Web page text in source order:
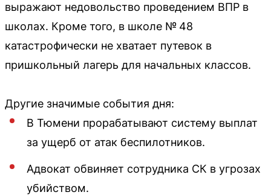
выражают недовольство проведением ВПР в
школах. Кроме того, в школе № 48
катастрофически не хватает путевок в
пришкольный лагерь для начальных классов.
Другие значимые события дня:
В Тюмени прорабатывают систему выплат
за ущерб от атак беспилотников.
Адвокат обвиняет сотрудника СК в угрозах
убийством.